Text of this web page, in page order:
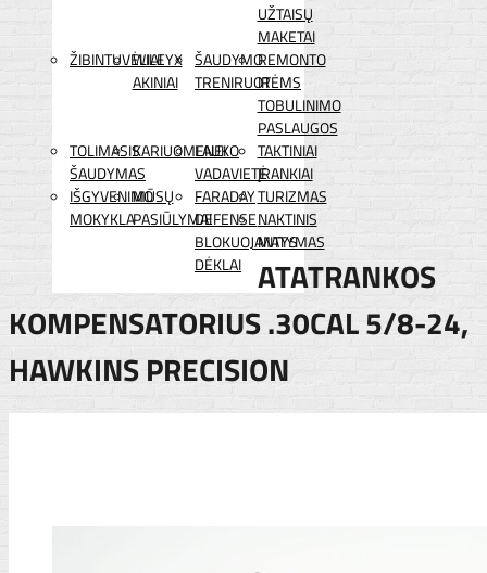
UŽTAISŲ
MAKETAI
ŽIBINTUVĖLIAI
WILEYX
AKINIAI
ŠAUDYMO
TRENIRUOTĖMS
REMONTO
IR
TOBULINIMO
PASLAUGOS
TOLIMASIS
ŠAUDYMAS
KARIUOMENEI
LAUKO
VADAVIETĖ
TAKTINIAI
ĮRANKIAI
IŠGYVENIMO
MOKYKLA
MŪSŲ
PASIŪLYMAI
FARADAY
DEFENSE
BLOKUOJANTYS
DĖKLAI
TURIZMAS
NAKTINIS
MATYMAS
ATATRANKOS
KOMPENSATORIUS .30CAL 5/8-24,
HAWKINS PRECISION